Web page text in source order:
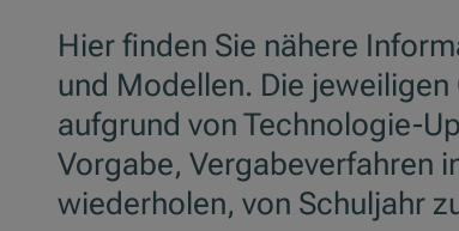
Hier finden Sie nähere
und Modellen. Die
aufgrund von Technologie-
Vorgabe, Vergabeverfahren
wiederholen, von Schuljahr